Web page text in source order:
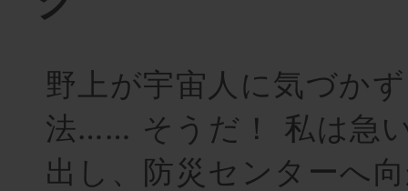
野上が宇宙人に気づか
法…… そうだ！ 私は急
出し、防災センターへ